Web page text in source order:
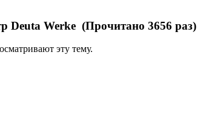
Deuta Werke (Прочитано 3656 раз)
эту тему.